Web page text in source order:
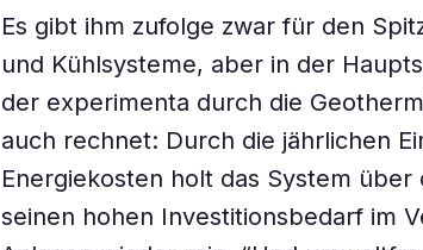
Es gibt ihm zufolge zwar für den
und Kühlsysteme, aber in der
der experimenta durch die
auch rechnet: Durch die jährlichen
Energiekosten holt das System
seinen hohen Investitionsbedarf im